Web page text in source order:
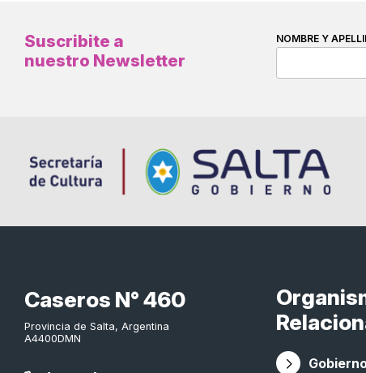
Suscribite a
nuestro Newsletter
NOMBRE Y
Caseros N° 460
Provincia de Salta, Argentina
A4400DMN